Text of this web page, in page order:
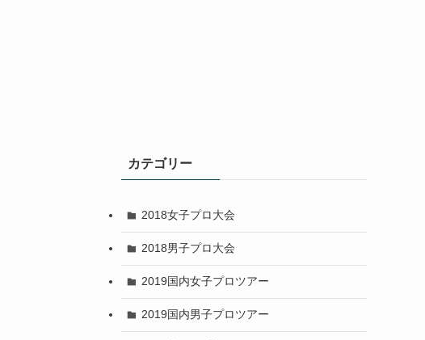
カテゴリー
2018女子プロ大会
2018男子プロ大会
2019国内女子プロツアー
2019国内男子プロツアー